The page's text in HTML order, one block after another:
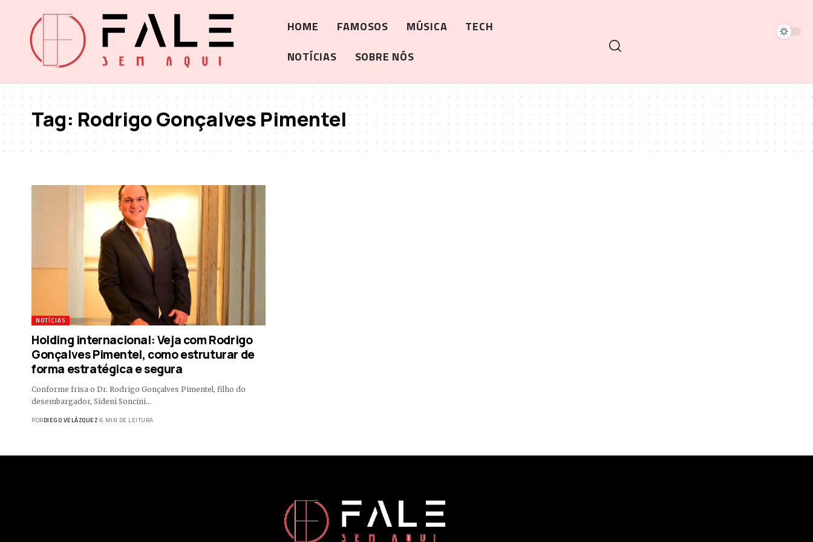
HOME FAMOSOS MÚSICA
TECH
NOTÍCIAS
SOBRE NÓS
Tag:Rodrigo Gonçalves Pimentel
NOTÍCIAS
Holding internacional: Veja com Rodrigo
Gonçalves Pimentel, como estruturar de
forma estratégica e segura
Conforme frisa o Dr. Rodrigo Gonçalves Pimentel, filho do
desembargador, Sideni Soncini…
PORDIEGO VELÁZQUEZ 6 MIN DE LEITURA